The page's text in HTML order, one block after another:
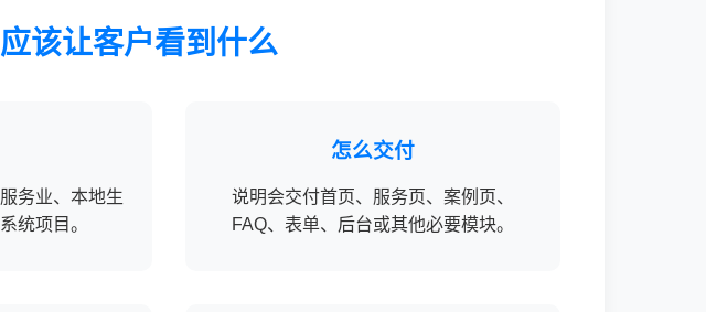
该让客户看到什么
务业、本地生
统项目。
怎么交付
说明会交付首页、服务页、案例页、
FAQ、表单、后台或其他必要模块。